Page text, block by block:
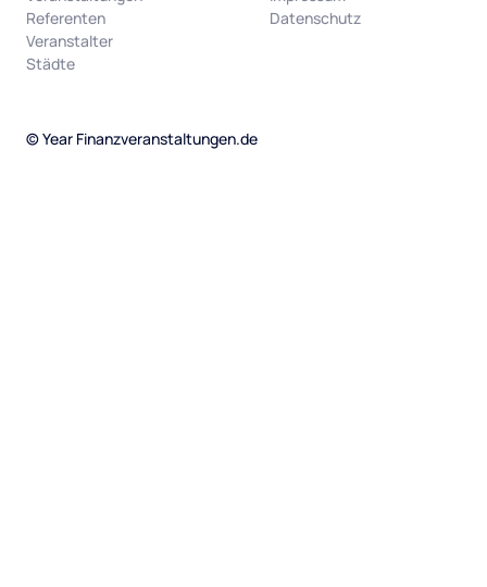
Referenten
Veranstalter
Städte
Datenschutz
©Year Finanzveranstaltungen.de